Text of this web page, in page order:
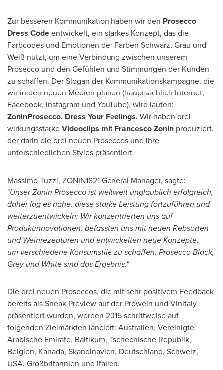
Zur besseren Kommunikation haben wir den Prosecco
Dress Codeentwickelt, ein starkes Konzept, das die
Farbcodes und Emotionen der Farben Schwarz, Grau und
Weiß nutzt, um eine Verbindung zwischen unserem
Prosecco und den Gefühlen und Stimmungen der Kunden
zu schaffen. Der Slogan der Kommunikationskampagne, die
wir in den neuen Medien planen (hauptsächlich Internet,
Facebook, Instagram und YouTube), wird lauten:
ZoninProsecco. Dress Your Feelings.Wir haben drei
wirkungsstarkeVideoclips mit Francesco Zonin produziert,
der darin die drei neuen Proseccos und ihre
unterschiedlichen Styles präsentiert.
Massimo Tuzzi, ZONIN1821 General Manager, sagte:
"UnserZonin Proseccoist weltweit unglaublich erfolgreich,
daherlag es nahe, diese starke Leistung fortzuführen und
weiterzuentwickeln: Wirkonzentrierten uns auf
Produktinnovationen, befassten uns mit neuen Rebsorten
und Weinrezepturen und entwickelten neue Konzepte,
um verschiedeneKonsumstilezu schaffen. Prosecco Black,
Greyund Whitesind das Ergebnis."
Die drei neuen Proseccos, die mit sehr positivem Feedback
bereits als Sneak Preview auf der Prowein und Vinitaly
präsentiert wurden, werden 2015 schrittweise auf
folgenden Zielmärkten lanciert: Australien, Vereinigte
Arabische Emirate, Baltikum, Tschechische Republik,
Belgien, Kanada, Skandinavien, Deutschland, Schweiz,
USA, Großbritannien und Italien.